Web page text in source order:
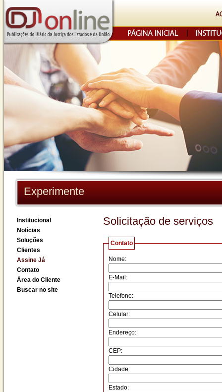
Experimente
Institucional
Notícias
Soluções
Clientes
Assine Já
Contato
Área do Cliente
Buscar no site
Solicitação de serviços
Contato
Nome:
E-Mail:
Telefone:
Celular:
Endereço:
CEP:
Cidade:
Estado: